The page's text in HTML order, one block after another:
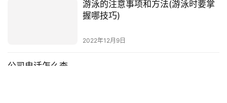
游泳的注意事项和方法(游泳时要掌
握哪技巧)
2022年12月9日
公司电话怎么查